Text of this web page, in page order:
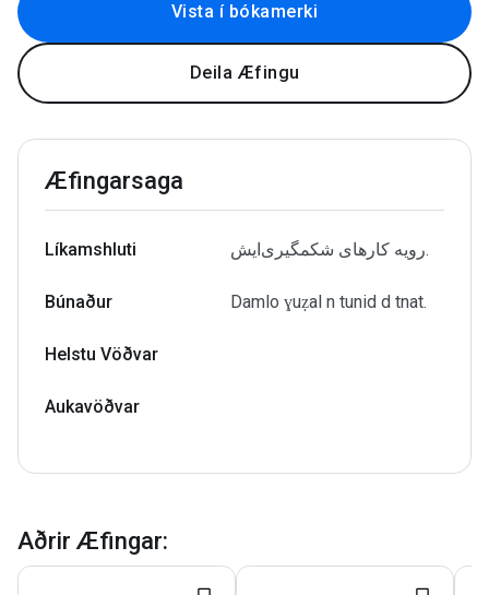
Vista í bókamerki
Deila Æfingu
Æfingarsaga
Líkamshluti رویه کارهای شکمگیری‌ایش.
Búnaður Damlo ɣuẓal n tunid d tnat.
Helstu Vöðvar
Aukavöðvar
Aðrir Æfingar: